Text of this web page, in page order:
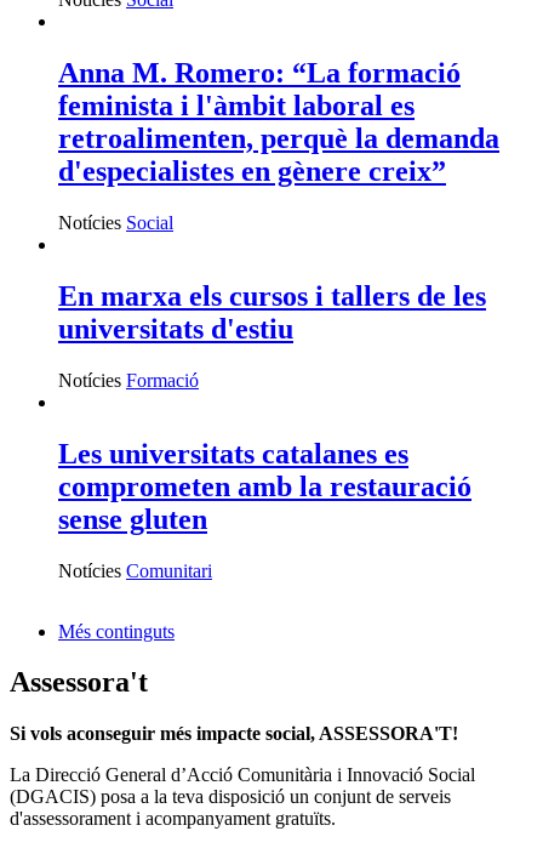
Anna M. Romero: “La formació
feminista i l'àmbit laboral es
retroalimenten, perquè la demanda
d'especialistes en gènere creix”
Notícies Social
En marxa els cursos i tallers de les
universitats d'estiu
Notícies Formació
Les universitats catalanes es
comprometen amb la restauració
sense gluten
Notícies Comunitari
Més continguts
Assessora't
Si vols aconseguir més impacte social, ASSESSORA'T!
La Direcció General d’Acció Comunitària i Innovació Social
(DGACIS) posa a la teva disposició un conjunt de serveis
d'assessorament i acompanyament gratuïts.